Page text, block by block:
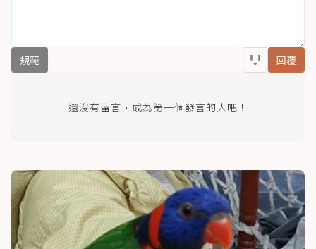
規範 回覆
還沒有留言，成為第一個發言的人吧！